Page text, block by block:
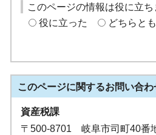
このページの情報は役に立ち
役に立った
どちらと
このページに関するお問い合わ
資産税課
〒500-8701 岐阜市司町40番